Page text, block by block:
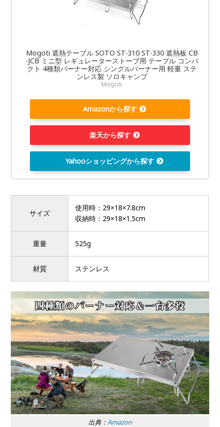
Mogoti 遮熱テーブル SOTO ST-310 ST-330 遮熱板 CB
-JCB ミニ型 レギュレーターストーブ用 テーブル コンパ
クト 4種類バーナー対応 シングルバーナー用 軽量 ステ
ンレス製 ソロキャンプ
Mogoti
Amazonから探す
楽天から探す
Yahooショッピングから探す
サイズ
使用時：29×18×7.8cm
収納時：29×18×1.5cm
重量 525g
材質 ステンレス
出典： Amazon